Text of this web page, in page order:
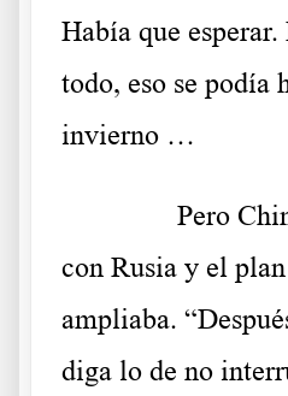
Había que esperar.
todo, eso se podía
invierno …
Pero
con Rusia y el
ampliaba.
diga lo de no